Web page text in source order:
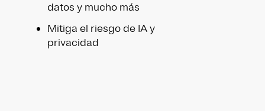
datos y mucho más
Mitiga el riesgo de IA y
privacidad